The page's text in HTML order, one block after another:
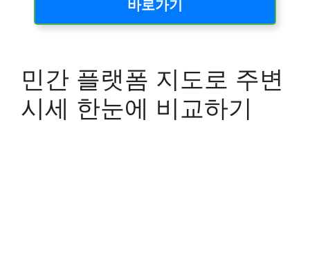
바로가기
민간 플랫폼 지도로 주변
시세 한눈에 비교하기